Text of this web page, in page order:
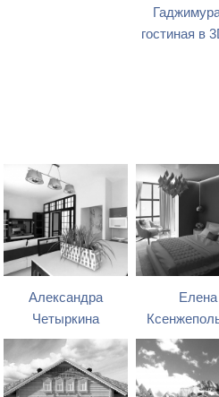
гостиная в
Александра
Четыркина
Елена